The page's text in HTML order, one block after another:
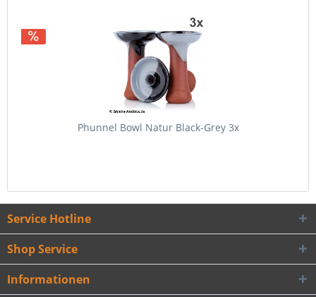
Phunnel Bowl Natur Black-Grey 3x
Service Hotline
Shop Service
Informationen